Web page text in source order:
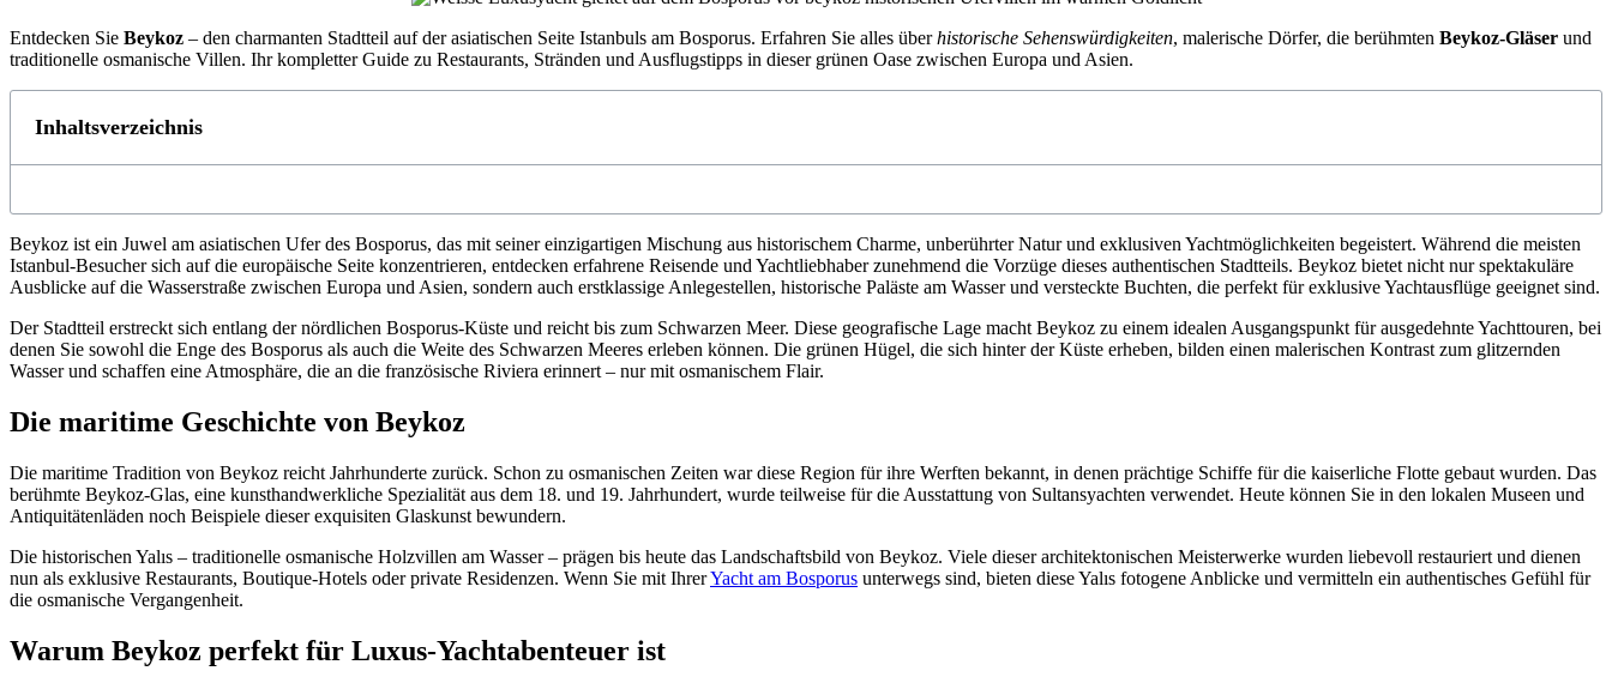
Entdecken Sie Beykoz – den charmanten Stadtteil auf der asiatischen Seite Istanbuls am Bosporus. Erfahren Sie alles überhistorische Sehenswürdigkeiten, malerische Dörfer, die berühmten Beykoz-Gläser und
traditionelle osmanische Villen. Ihr kompletter Guide zu Restaurants, Stränden und Ausflugstipps in dieser grünen Oase zwischen Europa und Asien.
Inhaltsverzeichnis
Beykoz ist ein Juwel am asiatischen Ufer des Bosporus, das mit seiner einzigartigen Mischung aus historischem Charme, unberührter Natur und exklusiven Yachtmöglichkeiten begeistert. Während die meisten
Istanbul-Besucher sich auf die europäische Seite konzentrieren, entdecken erfahrene Reisende und Yachtliebhaber zunehmend die Vorzüge dieses authentischen Stadtteils. Beykoz bietet nicht nur spektakuläre
Ausblicke auf die Wasserstraße zwischen Europa und Asien, sondern auch erstklassige Anlegestellen, historische Paläste am Wasser und versteckte Buchten, die perfekt für exklusive Yachtausflüge geeignet sind.
Der Stadtteil erstreckt sich entlang der nördlichen Bosporus-Küste und reicht bis zum Schwarzen Meer. Diese geografische Lage macht Beykoz zu einem idealen Ausgangspunkt für ausgedehnte Yachttouren, bei
denen Sie sowohl die Enge des Bosporus als auch die Weite des Schwarzen Meeres erleben können. Die grünen Hügel, die sich hinter der Küste erheben, bilden einen malerischen Kontrast zum glitzernden
Wasser und schaffen eine Atmosphäre, die an die französische Riviera erinnert – nur mit osmanischem Flair.
Die maritime Geschichte von Beykoz
Die maritime Tradition von Beykoz reicht Jahrhunderte zurück. Schon zu osmanischen Zeiten war diese Region für ihre Werften bekannt, in denen prächtige Schiffe für die kaiserliche Flotte gebaut wurden. Das
berühmte Beykoz-Glas, eine kunsthandwerkliche Spezialität aus dem 18. und 19. Jahrhundert, wurde teilweise für die Ausstattung von Sultansyachten verwendet. Heute können Sie in den lokalen Museen und
Antiquitätenläden noch Beispiele dieser exquisiten Glaskunst bewundern.
Die historischen Yalıs – traditionelle osmanische Holzvillen am Wasser – prägen bis heute das Landschaftsbild von Beykoz. Viele dieser architektonischen Meisterwerke wurden liebevoll restauriert und dienen
nun als exklusive Restaurants, Boutique-Hotels oder private Residenzen. Wenn Sie mit IhrerYacht am Bosporus unterwegs sind, bieten diese Yalıs fotogene Anblicke und vermitteln ein authentisches Gefühl für
die osmanische Vergangenheit.
Warum Beykoz perfekt für Luxus-Yachtabenteuer ist